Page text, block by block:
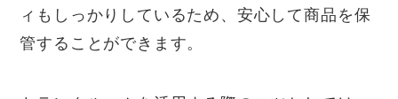
ィもしっかりしているため、安心して商品を保
管することができます。